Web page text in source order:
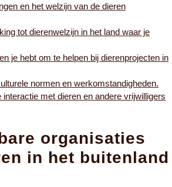
en het welzijn van de dieren
tot dierenwelzijn in het land waar je
je hebt om te helpen bij dierenprojecten in
normen en werkomstandigheden.
met dieren en andere vrijwilligers
organisaties
in het buitenland